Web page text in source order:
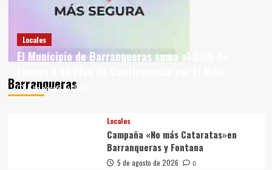
Barranqueras
Locales
El Municipio de Barranqueras suma al Club de
6 de agosto de 2026
Locales
Campaña «No más Cataratas»en
Barranqueras y Fontana
5 de agosto de 2026 0